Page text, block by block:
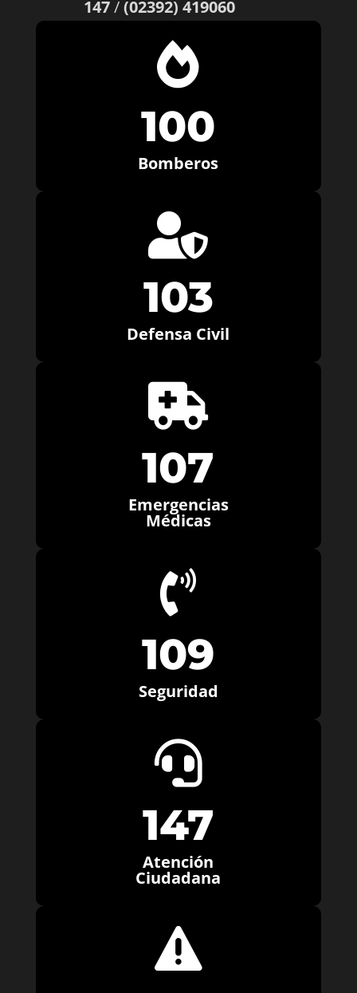
147/(02392) 419060

100
Bomberos

103
Defensa Civil

107
Emergencias
Médicas

109
Seguridad

147
Atención
Ciudadana
